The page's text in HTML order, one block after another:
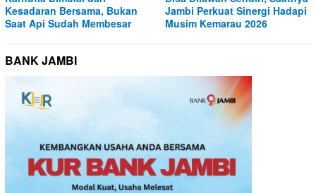
Kesadaran Bersama, Bukan
Saat Api Sudah Membesar
Jambi Perkuat Sinergi Hadapi
Musim Kemarau 2026
BANK JAMBI